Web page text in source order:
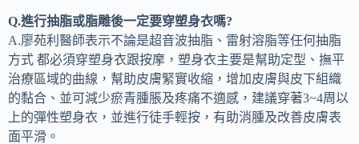
Q.進行抽脂或脂雕後一定要穿塑身衣嗎?
A.廖苑利醫師表示不論是超音波抽脂、雷射溶脂等任何抽脂
方式 都必須穿塑身衣跟按摩，塑身衣主要是幫助定型、撫平
治療區域的曲線，幫助皮膚緊實收縮，增加皮膚與皮下組織
的黏合、並可減少瘀青腫脹及疼痛不適感，建議穿著3~4周以
上的彈性塑身衣，並進行徒手輕按，有助消腫及改善皮膚表
面平滑。